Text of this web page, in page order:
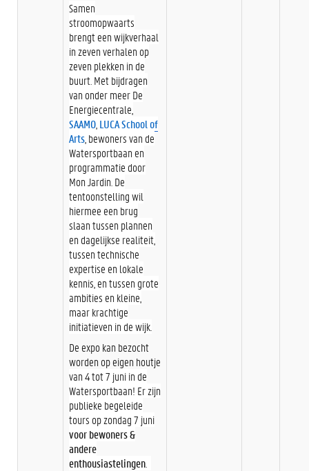
Samen
stroomopwaarts
brengt een wijkverhaal
in zeven verhalen op
zeven plekken in de
buurt. Met bijdragen
van onder meer De
Energiecentrale,
SAAMO LUCA School of
Arts , bewoners van de
Watersportbaan en
programmatie door
Mon Jardin. De
tentoonstelling wil
hiermee een brug
slaan tussen plannen
en dagelijkse realiteit,
tussen technische
expertise en lokale
kennis, en tussen grote
ambities en kleine,
maar krachtige
initiatieven in de wijk.
De expo kan bezocht
worden op eigen houtje
van 4 tot 7 juni in de
Watersportbaan! Er zijn
publieke begeleide
tours op zondag 7 juni
voor bewoners &
andere
enthousiastelingen